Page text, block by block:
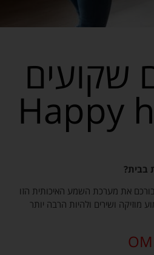
שקועים
בבית?
את מערכת השמע האיכותית הזו
ושירים ולהיות הרבה יותר